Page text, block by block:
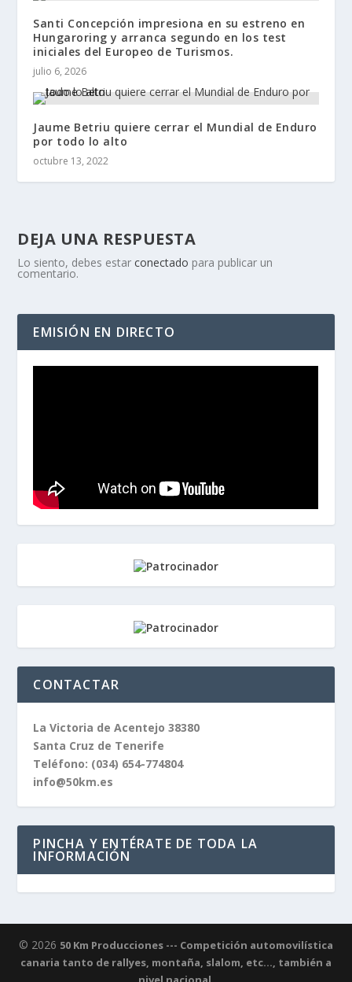
Santi Concepción impresiona en su estreno en
Hungaroring y arranca segundo en los test
iniciales del Europeo de Turismos.
julio 6, 2026
Jaume Betriu quiere cerrar el Mundial de Enduro
por todo lo alto
octubre 13, 2022
DEJA UNA RESPUESTA
Lo siento, debes estarconectado para publicar un
comentario.
EMISIÓN EN DIRECTO
CONTACTAR
La Victoria de Acentejo 38380
Santa Cruz de Tenerife
Teléfono: (034) 654-774804
info@50km.es
PINCHA Y ENTÉRATE DE TODA LA
INFORMACIÓN
© 2026 50 Km Producciones --- Competición automovilística
canaria tanto de rallyes, montaña, slalom, etc..., también a